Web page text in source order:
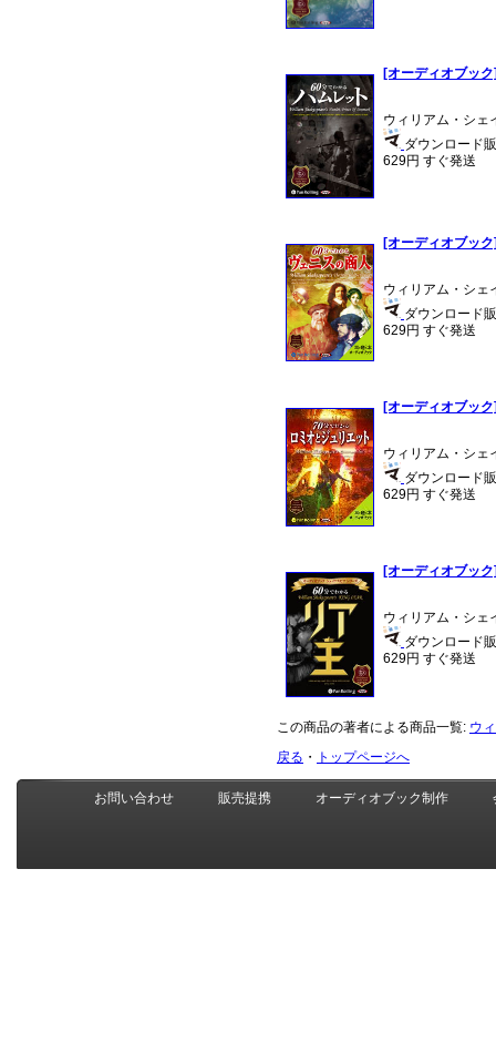
[オーディオブッ
ウィリアム・シェ
ダウンロード
629円 すぐ発送
[オーディオブッ
ウィリアム・シェ
ダウンロード
629円 すぐ発送
[オーディオブッ
ウィリアム・シェ
ダウンロード
629円 すぐ発送
[オーディオブッ
ウィリアム・シェ
ダウンロード
629円 すぐ発送
この商品の著者による商品一覧: ウ
戻る ・ トップページへ
お問い合わせ 販売提携 オーディオブック制作